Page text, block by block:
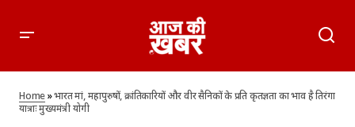
भाव है तिरंगा यात्राः मुख्यमंत्री योगी
Home»भारत मां, महापुरुषों, क्रांतिकारियों और वीर सैनिकों के प्रति कृतज्ञता का भाव है तिरंगा
यात्राः मुख्यमंत्री योगी